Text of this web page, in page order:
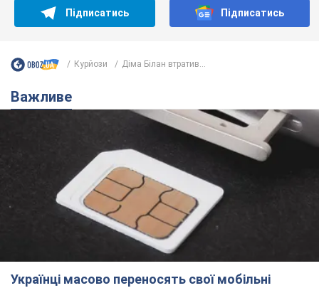
Підписатись Підписатись
Курйози Діма Білан втратив...
Важливе
Українці масово переносять свої мобільні